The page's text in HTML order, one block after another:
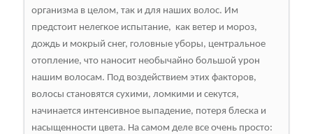
организма в целом, так и для наших волос. Им
предстоит нелегкое испытание, как ветер и мороз,
дождь и мокрый снег, головные уборы, центральное
отопление, что наносит необычайно большой урон
нашим волосам. Под воздействием этих факторов,
волосы становятся сухими, ломкими и секутся,
начинается интенсивное выпадение, потеря блеска и
насыщенности цвета. На самом деле все очень просто: